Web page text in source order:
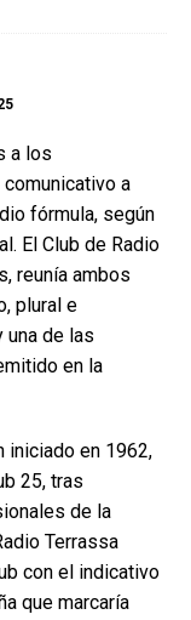
a los
a
fórmula, según
El Club de Radio
reunía ambos
plural e
una de las
en la
iniciado en 1962,
25, tras
de la
Terrassa
con el indicativo
que marcaría